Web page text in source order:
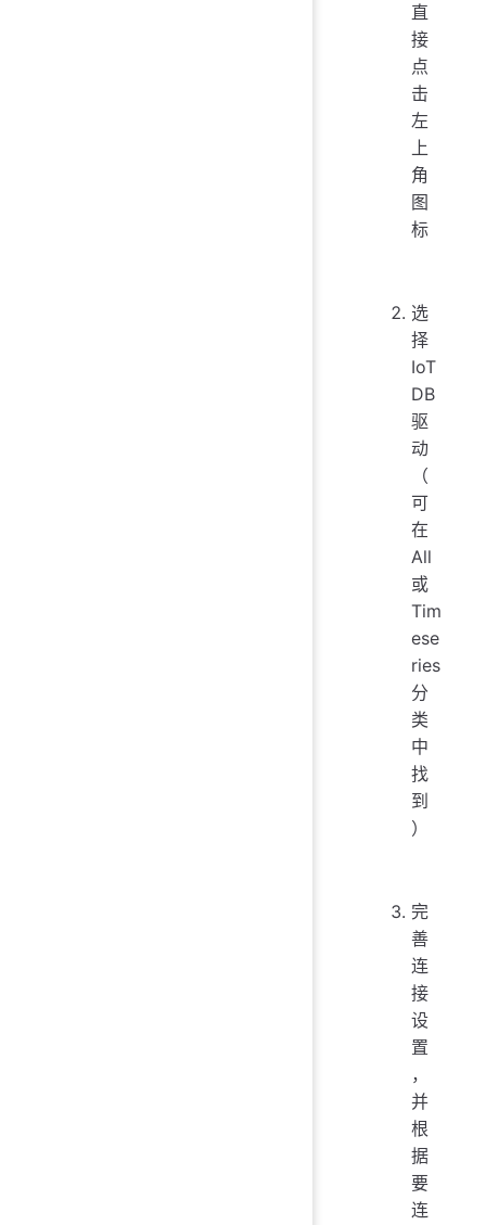
直
接
点
击
左
上
角
图
标
选
择
IoT
DB
驱
动
（
可
在
All
或
Tim
ese
ries
分
类
中
找
到
）
完
善
连
接
设
置
，
并
根
据
要
连